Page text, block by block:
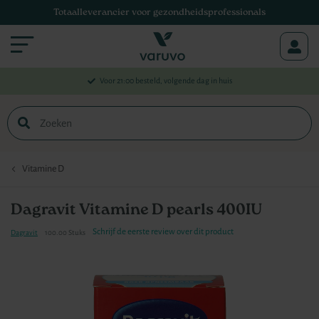
Totaalleverancier voor gezondheidsprofessionals
Voor 21:00 besteld, volgende dag in huis
Vitamine D
Dagravit Vitamine D pearls 400IU
Dagravit 100.00 Stuks Schrijf de eerste review over dit product